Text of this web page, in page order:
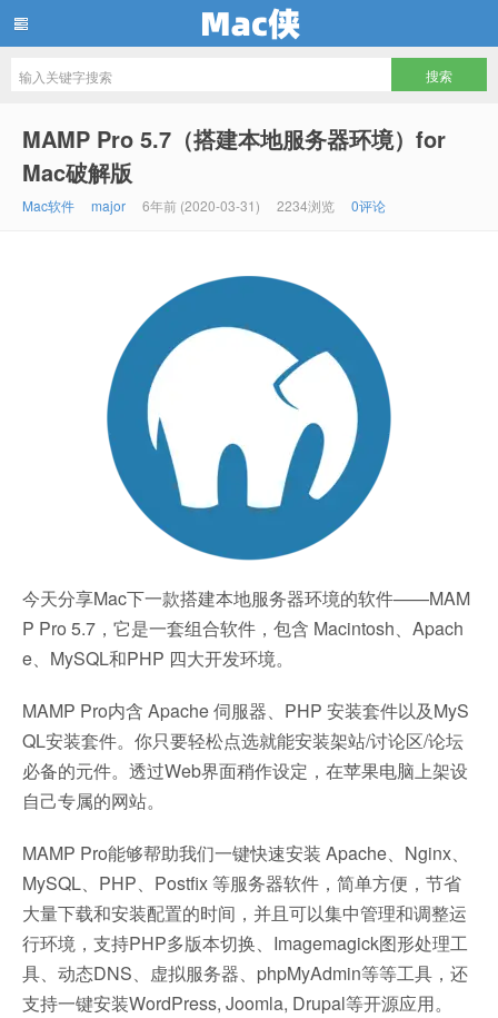
MAMP Pro 5.7（搭建本地服务器环境）for
Mac破解版
Mac软件 major 6年前 (2020-03-31) 2234浏览 0评论
今天分享Mac下一款搭建本地服务器环境的软件——MAM
P Pro 5.7，它是一套组合软件，包含 Macintosh、Apach
e、MySQL和PHP 四大开发环境。
MAMP Pro内含 Apache 伺服器、PHP 安装套件以及MyS
QL安装套件。你只要轻松点选就能安装架站/讨论区/论坛
必备的元件。透过Web界面稍作设定，在苹果电脑上架设
自己专属的网站。
MAMP Pro能够帮助我们一键快速安装 Apache、Nginx、
MySQL、PHP、Postfix 等服务器软件，简单方便，节省
大量下载和安装配置的时间，并且可以集中管理和调整运
行环境，支持PHP多版本切换、Imagemagick图形处理工
具、动态DNS、虚拟服务器、phpMyAdmin等等工具，还
支持一键安装WordPress, Joomla, Drupal等开源应用。